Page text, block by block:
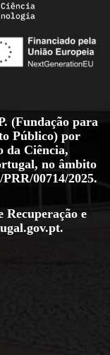
(Fundação para
Público) por
da Ciência,
no âmbito
00714/2025.
Recuperação e
.